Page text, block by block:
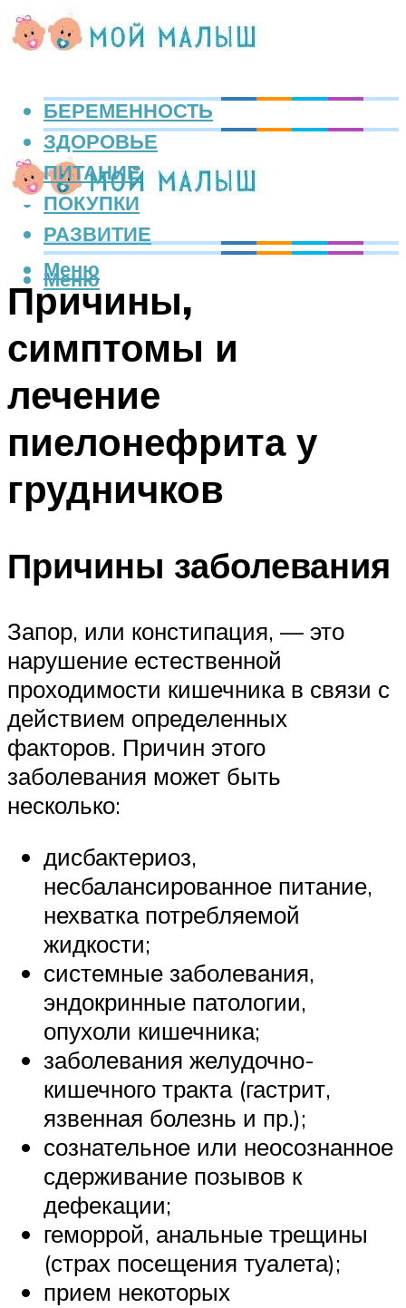
БЕРЕМЕННОСТЬ
ЗДОРОВЬЕ
ПИТАНИЕ
ПОКУПКИ
РАЗВИТИЕ
Меню
Меню
Причины,
симптомы и
лечение
пиелонефрита у
грудничков
Причины заболевания
Запор, или констипация, — это
нарушение естественной
проходимости кишечника в связи с
действием определенных
факторов. Причин этого
заболевания может быть
несколько:
дисбактериоз,
несбалансированное питание,
нехватка потребляемой
жидкости;
системные заболевания,
эндокринные патологии,
опухоли кишечника;
заболевания желудочно-
кишечного тракта (гастрит,
язвенная болезнь и пр.);
сознательное или неосознанное
сдерживание позывов к
дефекации;
геморрой, анальные трещины
(страх посещения туалета);
прием некоторых